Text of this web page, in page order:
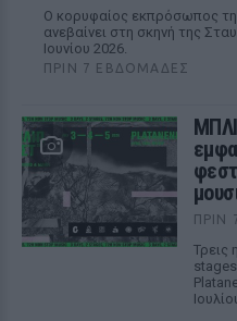
Ο κορυφαίος εκπρόσωπος
ανεβαίνει στη σκηνή της
Ιουνίου 2026.
ΠΡΙΝ 7 ΕΒΔΟΜΆΔΕΣ
ΠΡΙΝ
Τρεις